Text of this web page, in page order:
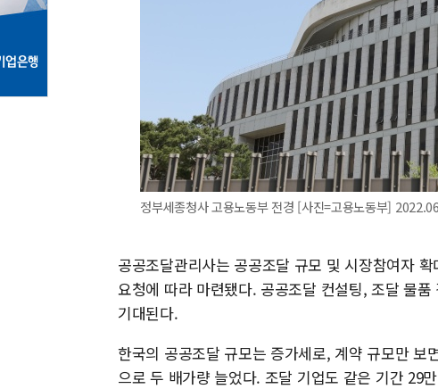
정부세종청사 고용노동부 전경 [사진=고용노동부]
공공조달관리사는 공공조달 규모 및 시장참여자
요청에 따라 마련됐다. 공공조달 컨설팅, 조달 물
기대된다.
한국의 공공조달 규모는 증가세로, 계약 규모만 보
으로 두 배가량 늘었다. 조달 기업도 같은 기간 29